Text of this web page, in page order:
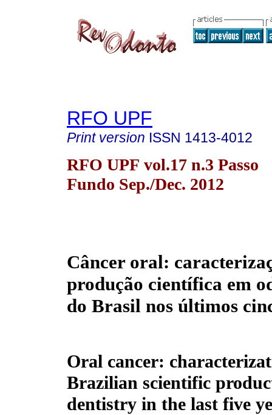
RFO UPF
Print version ISSN 1413-4012
RFO UPF vol.17 n.3 Passo
Fundo Sep./Dec. 2012
Câncer oral:
produção científica em
do Brasil nos últimos
Oral cancer:
Brazilian scientific
dentistry in the last five